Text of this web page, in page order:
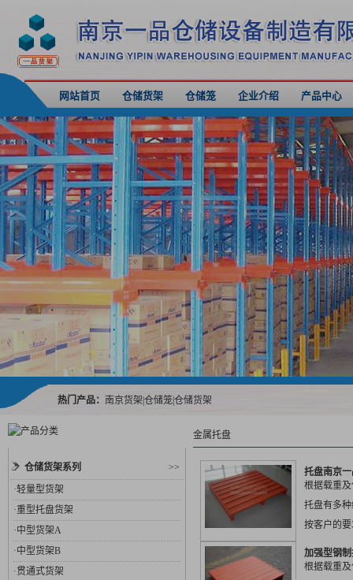
网站首页 仓储货架 仓储笼 企业介绍 产品中心
热门产品： 南京货架 仓储笼仓储货架
>>
仓储货架系列
·轻量型货架
·重型托盘货架
·中型货架A
·中型货架B
·贯通式货架
金属托盘
托盘南京
根据载重
托盘有多
按客户的
各行业，
围...
加强型钢
根据载重